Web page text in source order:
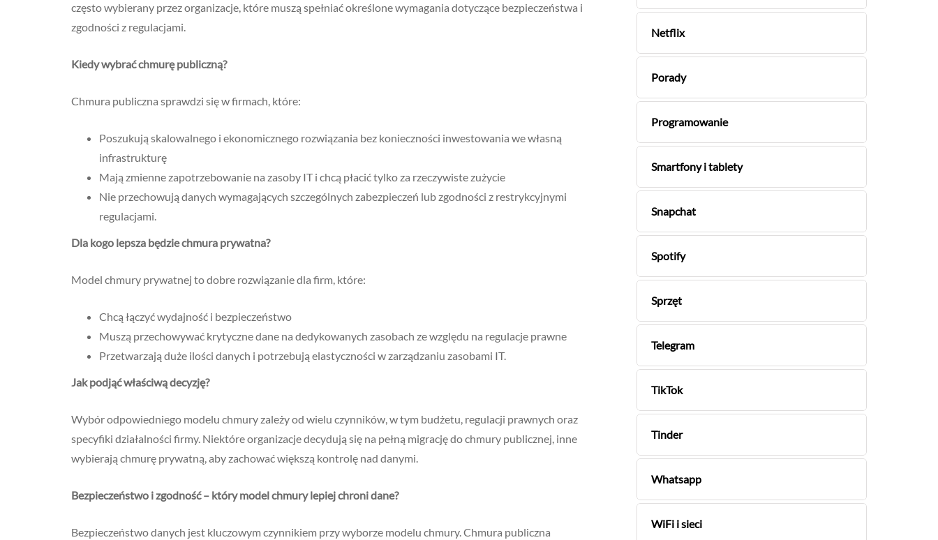
często wybierany przez organizacje, które muszą spełniać określone wymagania dotyczące bezpieczeństwa i
zgodności z regulacjami.
Kiedy wybrać chmurę publiczną?
Chmura publiczna sprawdzi się w firmach, które:
Poszukują skalowalnego i ekonomicznego rozwiązania bez konieczności inwestowania we własną
infrastrukturę
Mają zmienne zapotrzebowanie na zasoby IT i chcą płacić tylko za rzeczywiste zużycie
Nie przechowują danych wymagających szczególnych zabezpieczeń lub zgodności z restrykcyjnymi
regulacjami.
Dla kogo lepsza będzie chmura prywatna?
Model chmury prywatnej to dobre rozwiązanie dla firm, które:
Chcą łączyć wydajność i bezpieczeństwo
Muszą przechowywać krytyczne dane na dedykowanych zasobach ze względu na regulacje prawne
Przetwarzają duże ilości danych i potrzebują elastyczności w zarządzaniu zasobami IT.
Jak podjąć właściwą decyzję?
Wybór odpowiedniego modelu chmury zależy od wielu czynników, w tym budżetu, regulacji prawnych oraz
specyfiki działalności firmy. Niektóre organizacje decydują się na pełną migrację do chmury publicznej, inne
wybierają chmurę prywatną, aby zachować większą kontrolę nad danymi.
Bezpieczeństwo i zgodność – który model chmury lepiej chroni dane?
Bezpieczeństwo danych jest kluczowym czynnikiem przy wyborze modelu chmury. Chmura publiczna
Netflix
Porady
Programowanie
Smartfony i tablety
Snapchat
Spotify
Sprzęt
Telegram
TikTok
Tinder
Whatsapp
WiFi i sieci